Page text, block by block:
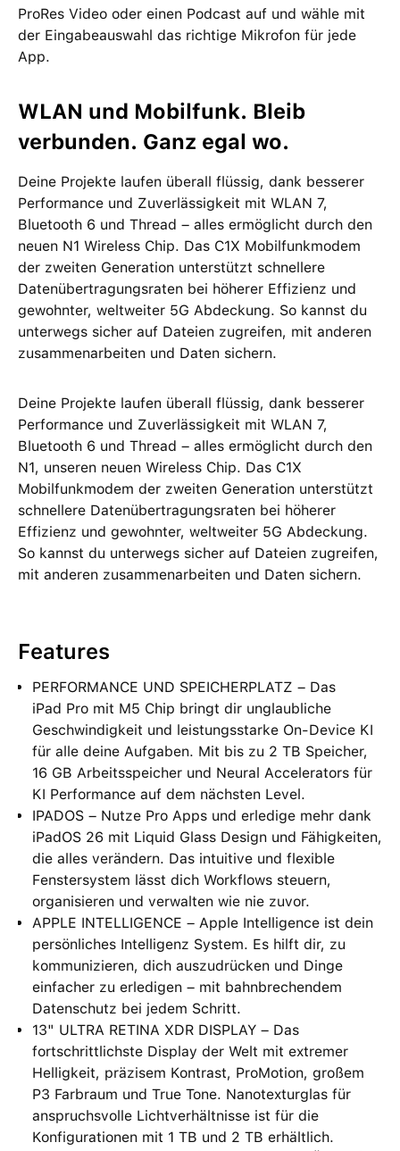
ProRes Video oder einen Podcast auf und wähle mit
der Eingabeauswahl das richtige Mikrofon für jede
App.
WLAN und Mobilfunk. Bleib
verbunden. Ganz egal wo.
Deine Projekte laufen überall flüssig, dank besserer
Performance und Zuverlässigkeit mit WLAN 7,
Bluetooth 6 und Thread – alles ermöglicht durch den
neuen N1 Wireless Chip. Das C1X Mobilfunkmodem
der zweiten Generation unterstützt schnellere
Datenübertragungsraten bei höherer Effizienz und
gewohnter, weltweiter 5G Abdeckung. So kannst du
unterwegs sicher auf Dateien zugreifen, mit anderen
zusammenarbeiten und Daten sichern.
Deine Projekte laufen überall flüssig, dank besserer
Performance und Zuverlässigkeit mit WLAN 7,
Bluetooth 6 und Thread – alles ermöglicht durch den
N1, unseren neuen Wireless Chip. Das C1X
Mobilfunkmodem der zweiten Generation unterstützt
schnellere Datenübertragungsraten bei höherer
Effizienz und gewohnter, weltweiter 5G Abdeckung.
So kannst du unterwegs sicher auf Dateien zugreifen,
mit anderen zusammenarbeiten und Daten sichern.
Features
PERFORMANCE UND SPEICHERPLATZ – Das
iPad Pro mit M5 Chip bringt dir unglaubliche
Geschwindigkeit und leistungsstarke On‑Device KI
für alle deine Aufgaben. Mit bis zu 2 TB Speicher,
16 GB Arbeitsspeicher und Neural Accelerators für
KI Performance auf dem nächsten Level.
IPADOS – Nutze Pro Apps und erledige mehr dank
iPadOS 26 mit Liquid Glass Design und Fähigkeiten,
die alles verändern. Das intuitive und flexible
Fenstersystem lässt dich Workflows steuern,
organisieren und verwalten wie nie zuvor.
APPLE INTELLIGENCE – Apple Intelligence ist dein
persönliches Intelligenz System. Es hilft dir, zu
kommunizieren, dich auszudrücken und Dinge
einfacher zu erledigen – mit bahnbrechendem
Datenschutz bei jedem Schritt.
13" ULTRA RETINA XDR DISPLAY – Das
fortschrittlichste Display der Welt mit extremer
Helligkeit, präzisem Kontrast, ProMotion, großem
P3 Farbraum und True Tone. Nanotexturglas für
anspruchsvolle Lichtverhältnisse ist für die
Konfigurationen mit 1 TB und 2 TB erhältlich.